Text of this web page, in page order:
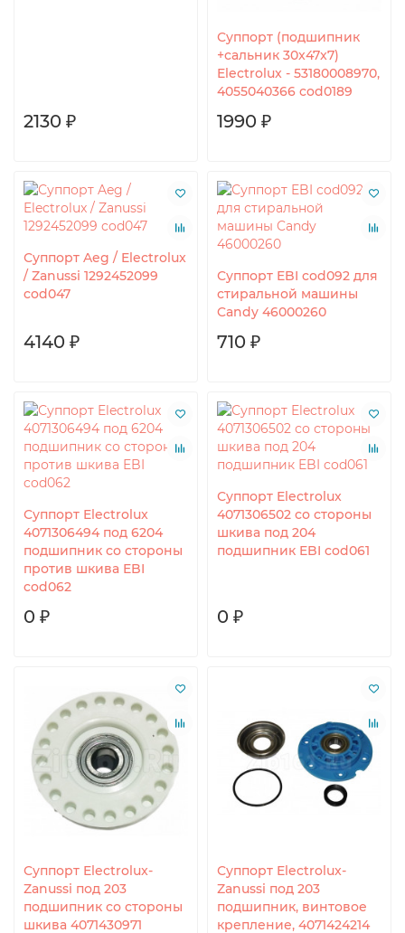
2130 ₽
Суппорт (подшипник
+сальник 30x47x7)
Electrolux - 53180008970,
4055040366 cod0189
1990 ₽
Суппорт Aeg / Electrolux
/ Zanussi 1292452099
cod047
4140 ₽
Суппорт EBI cod092 для
стиральной машины
Candy 46000260
710 ₽
Суппорт Electrolux
4071306494 под 6204
подшипник со стороны
против шкива EBI
cod062
0 ₽
Суппорт Electrolux
4071306502 со стороны
шкива под 204
подшипник EBI cod061
0 ₽
Суппорт Electrolux-
Zanussi под 203
подшипник со стороны
шкива 4071430971
Суппорт Electrolux-
Zanussi под 203
подшипник, винтовое
крепление, 4071424214